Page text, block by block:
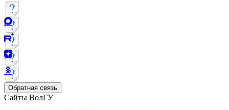
Обратная связь
Сайты ВолГУ